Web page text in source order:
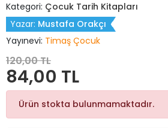
Kategori: Çocuk Tarih Kitapları
Yazar: Mustafa Orakçı
Yayınevi: Timaş Çocuk
120,00 TL
84,00 TL
Ürün stokta bulunmamaktadır.